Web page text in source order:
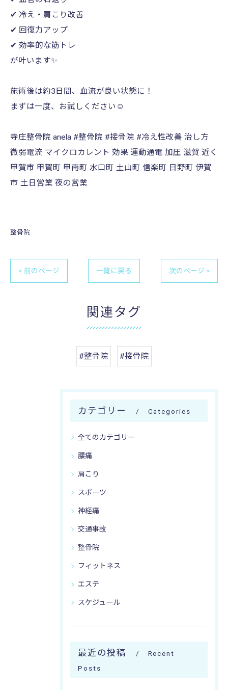
✔ 冷え・肩こり改善
✔ 回復力アップ
✔ 効率的な筋トレ
が叶います✨
施術後は約3日間、血流が良い状態に！
まずは一度、お試しください☺️⁡
寺庄整骨院 anela #整骨院 #接骨院 #冷え性改善 治し方
微弱電流 マイクロカレント 効果 運動通電 加圧 滋賀 近く
甲賀市 甲賀町 甲南町 水口町 土山町 信楽町 日野町 伊賀
市 土日営業 夜の営業
整骨院
< 前のページ 一覧に戻る 次のページ >
関連タグ
#整骨院 #接骨院
カテゴリー Categories
全てのカテゴリー
腰痛
肩こり
スポーツ
神経痛
交通事故
整骨院
フィットネス
エステ
スケジュール
最近の投稿
Recent
Posts